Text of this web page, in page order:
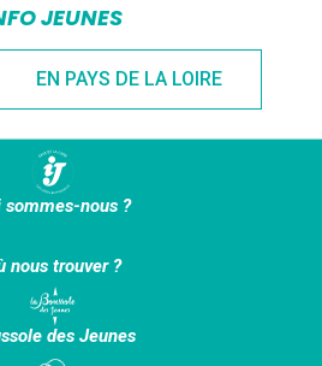
JEUNES
EN PAYS DE LA LOIRE
sommes-nous ?
nous trouver ?
des Jeunes